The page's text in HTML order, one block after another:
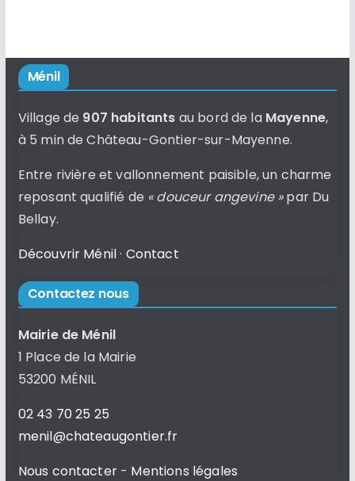
Ménil
Village de 907 habitants au bord de la Mayenne,
à 5 min de Château-Gontier-sur-Mayenne.
Entre rivière et vallonnement paisible, un charme
reposant qualifié de « douceur angevine »par Du
Bellay.
Découvrir Ménil· Contact
Contactez nous
Mairie de Ménil
1 Place de la Mairie
53200 MÉNIL
02 43 70 25 25
menil@chateaugontier.fr
Nous contacter- Mentions légales